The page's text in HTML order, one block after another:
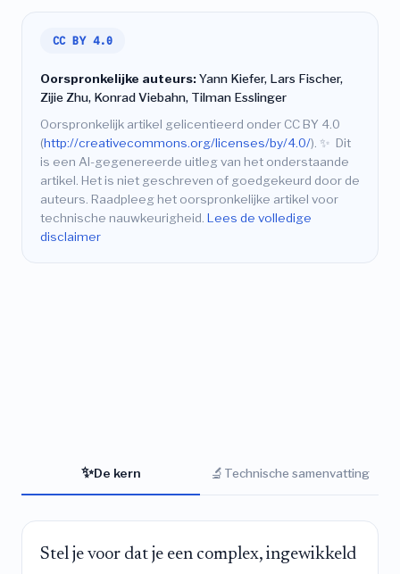
CC BY 4.0
Oorspronkelijke auteurs:Yann Kiefer, Lars Fischer,
Zijie Zhu, Konrad Viebahn, Tilman Esslinger
Oorspronkelijk artikel gelicentieerd onder CC BY 4.0
(http://creativecommons.org/licenses/by/4.0/). ✨ Dit
is een AI-gegenereerde uitleg van het onderstaande
artikel. Het is niet geschreven of goedgekeurd door de
auteurs. Raadpleeg het oorspronkelijke artikel voor
technische nauwkeurigheid. Lees de volledige
disclaimer
✨De kern 🔬 Technische samenvatting
Stel je voor dat je een complex, ingewikkeld